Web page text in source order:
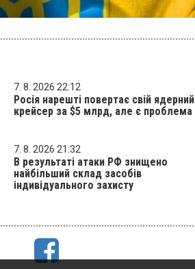
7. 8. 2026 22:12
Росія нарешті повертає свій ядерний
крейсер за $5 млрд, але є проблема
7. 8. 2026 21:32
В результаті атаки РФ знищено
найбільший склад засобів
індивідуального захисту